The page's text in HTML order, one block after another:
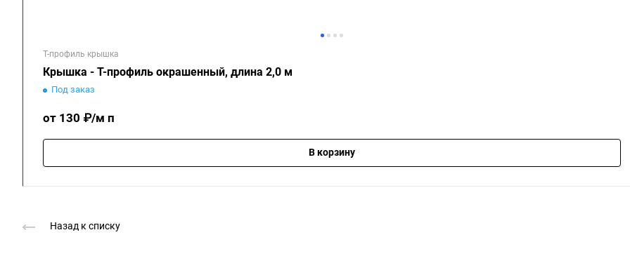
Т-профиль крышка
Крышка - Т-профиль окрашенный, длина 2,0 м
Под заказ
от 130 ₽/м п
В корзину
Назад к списку